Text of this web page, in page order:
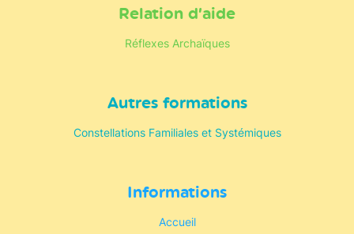
Relation d’aide
Réflexes Archaïques
Autres formations
Constellations Familiales et Systémiques
Informations
Accueil